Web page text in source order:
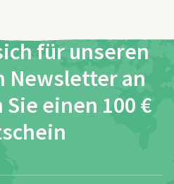
für unseren
Newsletter an
einen 100 €